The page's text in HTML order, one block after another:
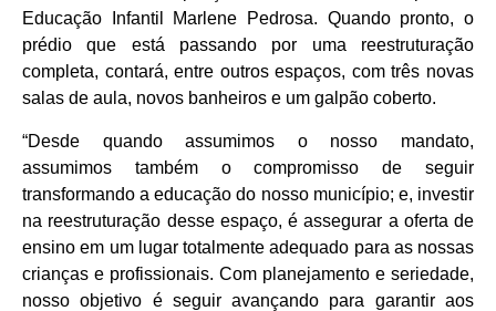
Educação Infantil Marlene Pedrosa. Quando pronto, o
prédio que está passando por uma reestruturação
completa, contará, entre outros espaços, com três novas
salas de aula, novos banheiros e um galpão coberto.
“Desde quando assumimos o nosso mandato,
assumimos também o compromisso de seguir
transformando a educação do nosso município; e, investir
na reestruturação desse espaço, é assegurar a oferta de
ensino em um lugar totalmente adequado para as nossas
crianças e profissionais. Com planejamento e seriedade,
nosso objetivo é seguir avançando para garantir aos